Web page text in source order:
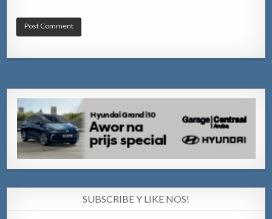
SUBSCRIBE Y LIKE NOS!